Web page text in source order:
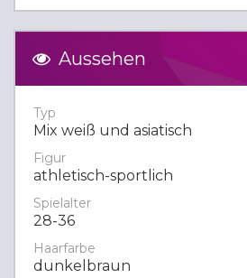
Aussehen
Typ
Mix weiß und asiatisch
Figur
athletisch-sportlich
Spielalter
28-36
Haarfarbe
dunkelbraun